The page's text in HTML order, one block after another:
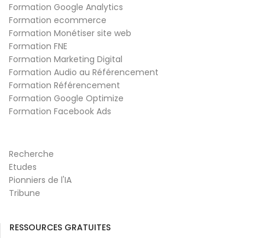
Formation Google Analytics
Formation ecommerce
Formation Monétiser site web
Formation FNE
Formation Marketing Digital
Formation Audio au Référencement
Formation Référencement
Formation Google Optimize
Formation Facebook Ads
Recherche
Etudes
Pionniers de l'IA
Tribune
RESSOURCES GRATUITES